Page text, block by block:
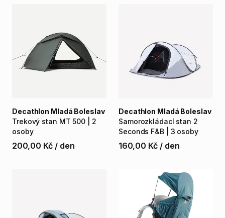
Trekový stan MT 500
2
osoby
Decathlon Mladá Boleslav
200,00 Kč / den
Samorozkládací stan 2
Seconds F&B 3 osoby
Decathlon Mladá Boleslav
160,00 Kč / den